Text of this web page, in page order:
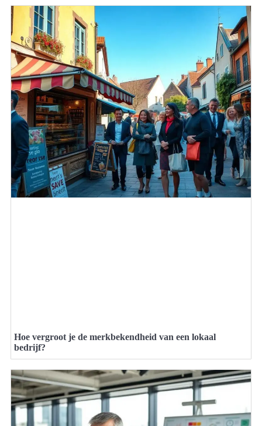
Hoe vergroot je de merkbekendheid van een lokaal
bedrijf?